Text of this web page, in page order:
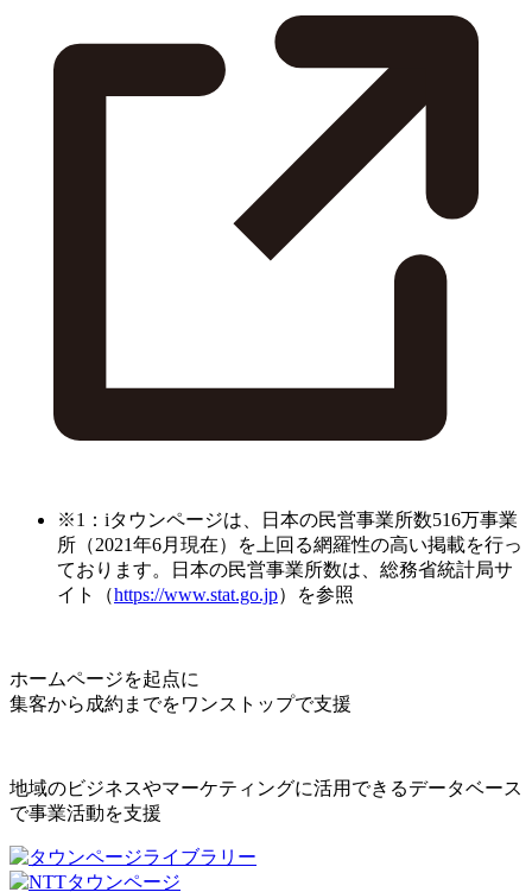
※1：iタウンページは、日本の民営事業所数516万事業
所（2021年6月現在）を上回る網羅性の高い掲載を行っ
ております。日本の民営事業所数は、総務省統計局サ
イト（https://www.stat.go.jp）を参照
ホームページを起点に
集客から成約までをワンストップで支援
地域のビジネスやマーケティングに活用できるデータベース
で事業活動を支援